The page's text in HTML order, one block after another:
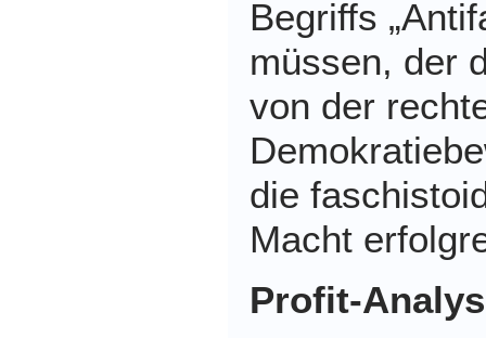
Begriffs
müssen, der
von der
die
Macht
Profit-